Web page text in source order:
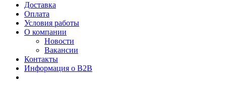
Доставка
Оплата
Условия работы
О компании
Новости
Вакансии
Контакты
Информация о B2B